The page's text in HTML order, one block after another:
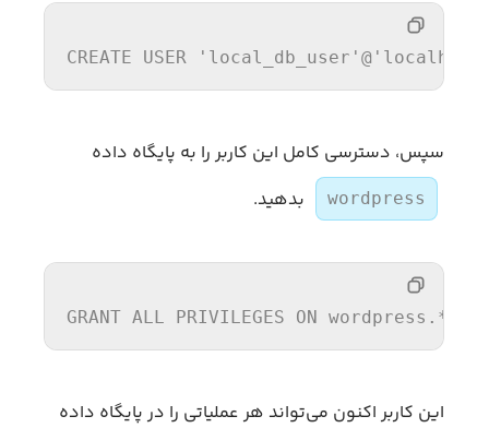
CREATE USER 'local_db_user' @
سپس، دسترسی کامل این کاربر را به پایگاه داده
wordpress بدهید.
GRANT ALL PRIVILEGES ON wordpress.*
این کاربر اکنون می‌تواند هر عملیاتی را در پایگاه داده